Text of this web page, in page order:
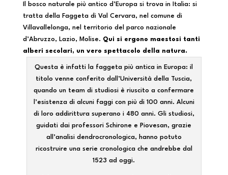
Il bosco naturale più antico d’Europa si trova in Italia: si
tratta della Faggeta di Val Cervara, nel comune di
Villavallelonga, nel territorio del parco nazionale
d’Abruzzo, Lazio, Molise. Qui si ergono maestosi tanti
alberi secolari, un vero spettacolo della natura.
Questa è infatti la faggeta più antica in Europa: il
titolo venne conferito dall’Università della Tuscia,
quando un team di studiosi è riuscito a confermare
l’esistenza di alcuni faggi con più di 100 anni. Alcuni
di loro addirittura superano i 480 anni. Gli studiosi,
guidati dai professori Schirone e Piovesan, grazie
all’analisi dendrocronologica, hanno potuto
ricostruire una serie cronologica che andrebbe dal
1523 ad oggi.